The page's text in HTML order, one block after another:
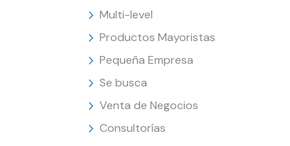
Multi-level
Productos Mayoristas
Pequeña Empresa
Se busca
Venta de Negocios
Consultorías